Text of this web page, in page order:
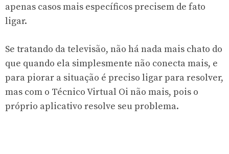
apenas casos mais específicos precisem de fato
ligar.
Se tratando da televisão, não há nada mais chato do
que quando ela simplesmente não conecta mais, e
para piorar a situação é preciso ligar para resolver,
mas com o Técnico Virtual Oi não mais, pois o
próprio aplicativo resolve seu problema.